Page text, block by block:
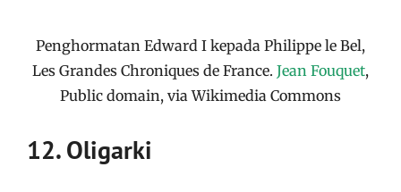
Penghormatan Edward I kepada Philippe le Bel,
Les Grandes Chroniques de France. Jean Fouquet,
Public domain, via Wikimedia Commons
12. Oligarki